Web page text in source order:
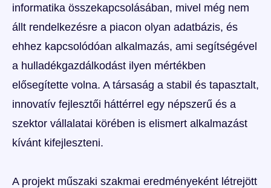
informatika összekapcsolásában, mivel még nem
állt rendelkezésre a piacon olyan adatbázis, és
ehhez kapcsolódóan alkalmazás, ami segítségével
a hulladékgazdálkodást ilyen mértékben
elősegítette volna. A társaság a stabil és tapasztalt,
innovatív fejlesztői háttérrel egy népszerű és a
szektor vállalatai körében is elismert alkalmazást
kívánt kifejleszteni.
A projekt műszaki szakmai eredményeként létrejött